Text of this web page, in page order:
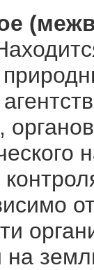
на